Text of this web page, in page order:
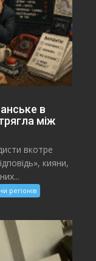
в
між
вкотре
кияни,
регіонів